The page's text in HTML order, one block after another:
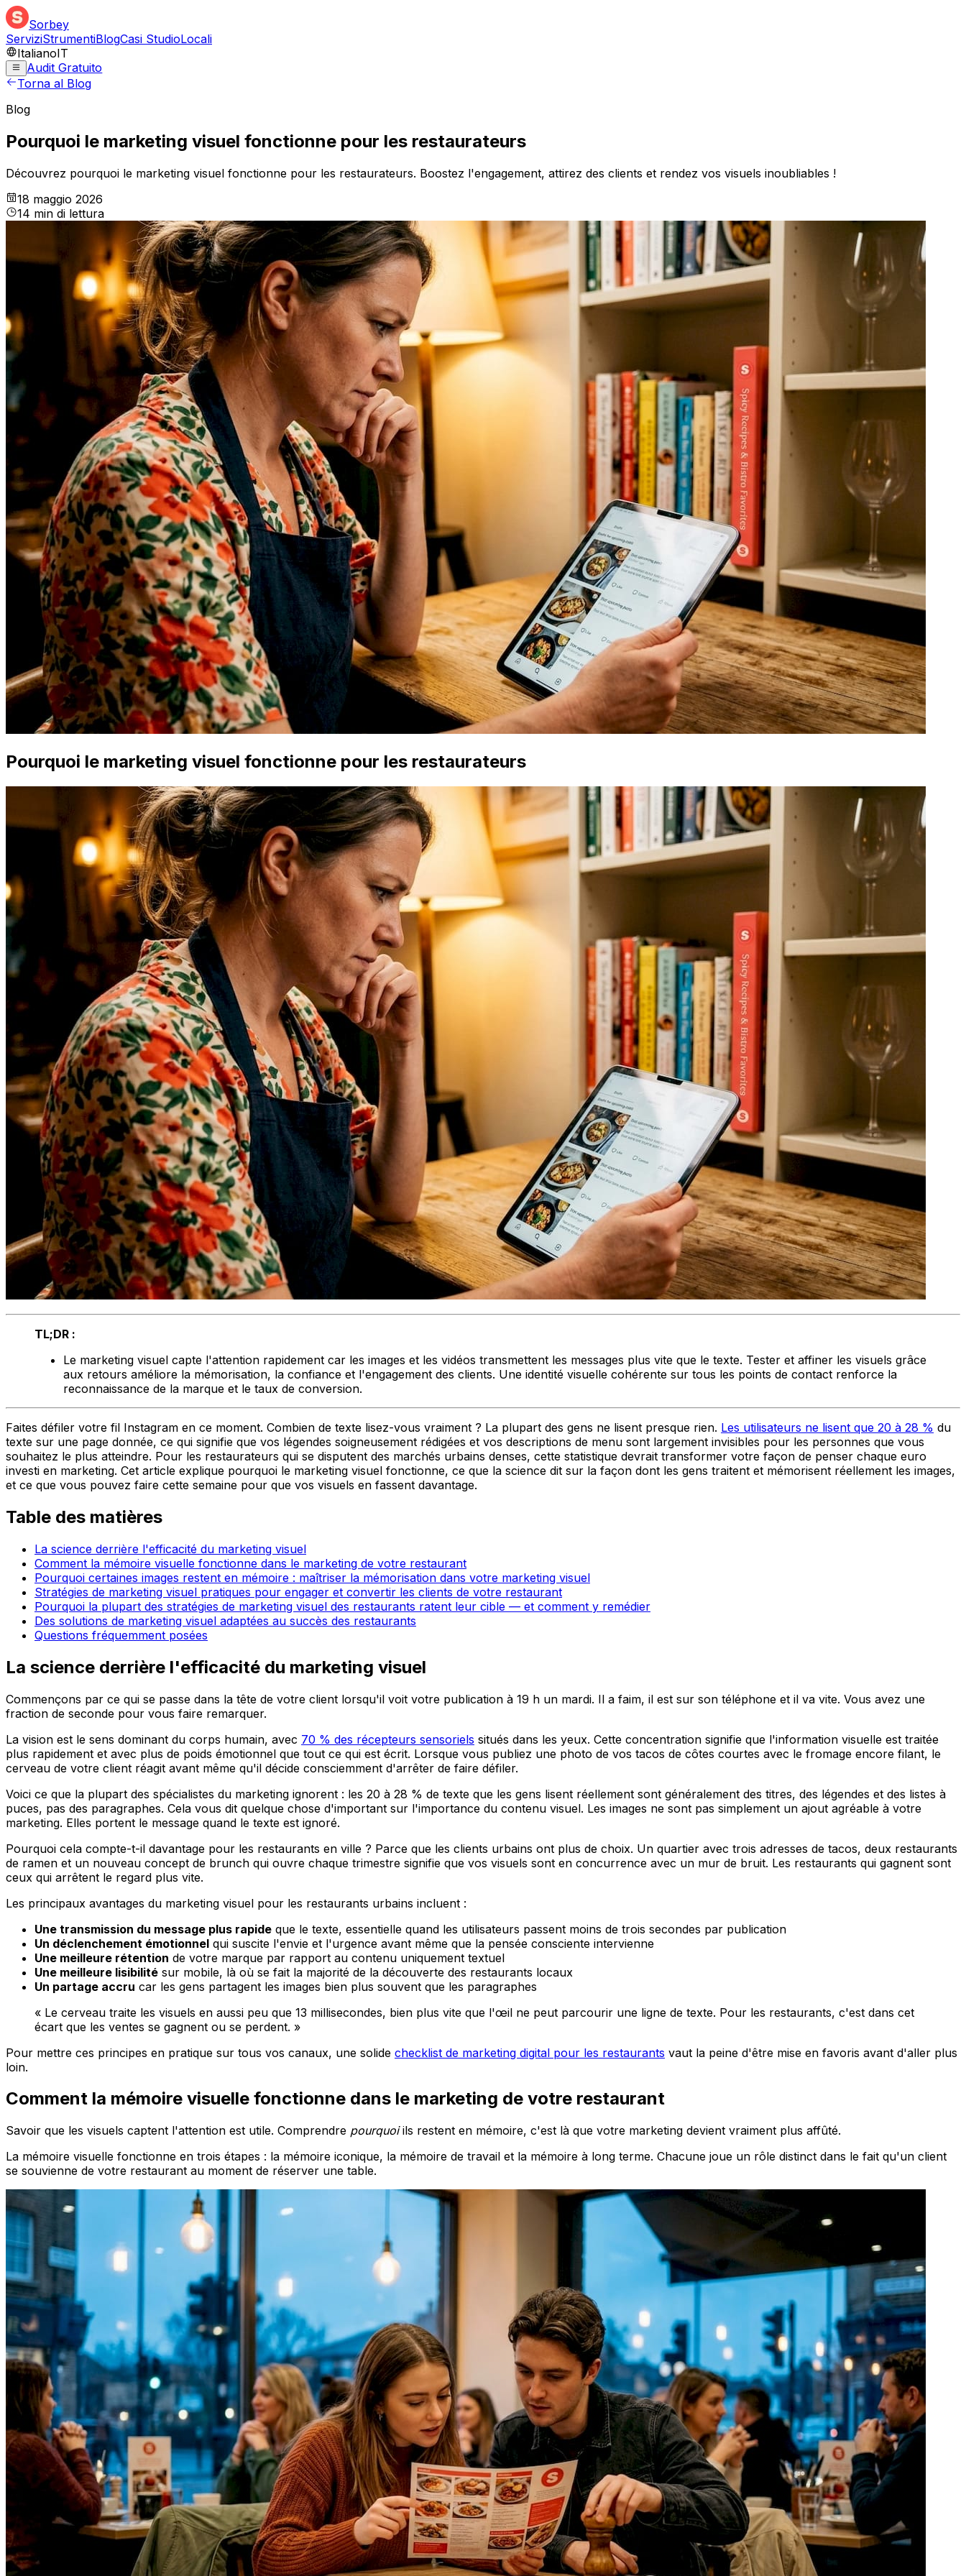
Sorbey
ServiziStrumentiBlogCasi StudioLocali
ItalianoIT
Audit Gratuito
Torna al Blog
Blog
Pourquoi le marketing visuel fonctionne pour les restaurateurs
Découvrez pourquoi le marketing visuel fonctionne pour les restaurateurs. Boostez l'engagement, attirez des clients et rendez vos visuels inoubliables !
18 maggio 2026
14 min di lettura
Pourquoi le marketing visuel fonctionne pour les restaurateurs
TL;DR :
Le marketing visuel capte l'attention rapidement car les images et les vidéos transmettent les messages plus vite que le texte. Tester et affiner les visuels grâce
aux retours améliore la mémorisation, la confiance et l'engagement des clients. Une identité visuelle cohérente sur tous les points de contact renforce la
reconnaissance de la marque et le taux de conversion.
Faites défiler votre fil Instagram en ce moment. Combien de texte lisez-vous vraiment ? La plupart des gens ne lisent presque rien. Les utilisateurs ne lisent que 20 à 28 % du
texte sur une page donnée, ce qui signifie que vos légendes soigneusement rédigées et vos descriptions de menu sont largement invisibles pour les personnes que vous
souhaitez le plus atteindre. Pour les restaurateurs qui se disputent des marchés urbains denses, cette statistique devrait transformer votre façon de penser chaque euro
investi en marketing. Cet article explique pourquoi le marketing visuel fonctionne, ce que la science dit sur la façon dont les gens traitent et mémorisent réellement les images,
et ce que vous pouvez faire cette semaine pour que vos visuels en fassent davantage.
Table des matières
La science derrière l'efficacité du marketing visuel
Comment la mémoire visuelle fonctionne dans le marketing de votre restaurant
Pourquoi certaines images restent en mémoire : maîtriser la mémorisation dans votre marketing visuel
Stratégies de marketing visuel pratiques pour engager et convertir les clients de votre restaurant
Pourquoi la plupart des stratégies de marketing visuel des restaurants ratent leur cible — et comment y remédier
Des solutions de marketing visuel adaptées au succès des restaurants
Questions fréquemment posées
La science derrière l'efficacité du marketing visuel
Commençons par ce qui se passe dans la tête de votre client lorsqu'il voit votre publication à 19 h un mardi. Il a faim, il est sur son téléphone et il va vite. Vous avez une
fraction de seconde pour vous faire remarquer.
La vision est le sens dominant du corps humain, avec 70 % des récepteurs sensoriels situés dans les yeux. Cette concentration signifie que l'information visuelle est traitée
plus rapidement et avec plus de poids émotionnel que tout ce qui est écrit. Lorsque vous publiez une photo de vos tacos de côtes courtes avec le fromage encore filant, le
cerveau de votre client réagit avant même qu'il décide consciemment d'arrêter de faire défiler.
Voici ce que la plupart des spécialistes du marketing ignorent : les 20 à 28 % de texte que les gens lisent réellement sont généralement des titres, des légendes et des listes à
puces, pas des paragraphes. Cela vous dit quelque chose d'important sur l'importance du contenu visuel. Les images ne sont pas simplement un ajout agréable à votre
marketing. Elles portent le message quand le texte est ignoré.
Pourquoi cela compte-t-il davantage pour les restaurants en ville ? Parce que les clients urbains ont plus de choix. Un quartier avec trois adresses de tacos, deux restaurants
de ramen et un nouveau concept de brunch qui ouvre chaque trimestre signifie que vos visuels sont en concurrence avec un mur de bruit. Les restaurants qui gagnent sont
ceux qui arrêtent le regard plus vite.
Les principaux avantages du marketing visuel pour les restaurants urbains incluent :
Une transmission du message plus rapide que le texte, essentielle quand les utilisateurs passent moins de trois secondes par publication
Un déclenchement émotionnel qui suscite l'envie et l'urgence avant même que la pensée consciente intervienne
Une meilleure rétention de votre marque par rapport au contenu uniquement textuel
Une meilleure lisibilité sur mobile, là où se fait la majorité de la découverte des restaurants locaux
Un partage accru car les gens partagent les images bien plus souvent que les paragraphes
« Le cerveau traite les visuels en aussi peu que 13 millisecondes, bien plus vite que l'œil ne peut parcourir une ligne de texte. Pour les restaurants, c'est dans cet
écart que les ventes se gagnent ou se perdent. »
Pour mettre ces principes en pratique sur tous vos canaux, une solide checklist de marketing digital pour les restaurants vaut la peine d'être mise en favoris avant d'aller plus
loin.
Comment la mémoire visuelle fonctionne dans le marketing de votre restaurant
Savoir que les visuels captent l'attention est utile. Comprendre pourquoiils restent en mémoire, c'est là que votre marketing devient vraiment plus affûté.
La mémoire visuelle fonctionne en trois étapes : la mémoire iconique, la mémoire de travail et la mémoire à long terme. Chacune joue un rôle distinct dans le fait qu'un client
se souvienne de votre restaurant au moment de réserver une table.